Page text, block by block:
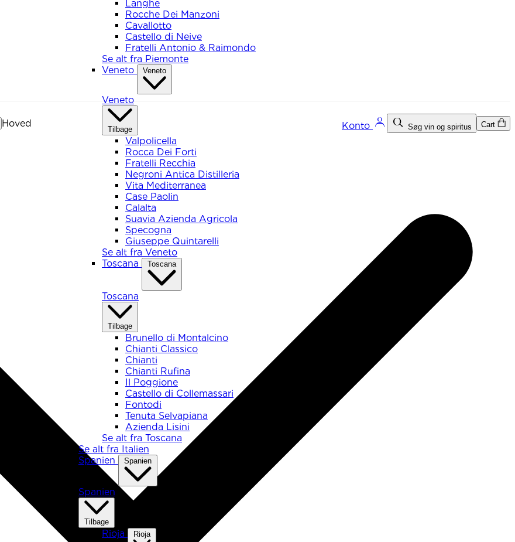
Hoved
Langhe
Rocche Dei Manzoni
Cavallotto
Castello di Neive
Fratelli Antonio & Raimondo
Se alt fra Piemonte
Veneto
Veneto
Veneto
Tilbage
Valpolicella
Rocca Dei Forti
Fratelli Recchia
Negroni Antica Distilleria
Vita Mediterranea
Case Paolin
Calalta
Suavia Azienda Agricola
Specogna
Giuseppe Quintarelli
Se alt fra Veneto
Toscana
Toscana
Toscana
Tilbage
Brunello di Montalcino
Chianti Classico
Chianti
Chianti Rufina
Il Poggione
Castello di Collemassari
Fontodi
Tenuta Selvapiana
Azienda Lisini
Se alt fra Toscana
Se alt fra Italien
Spanien
Spanien
Spanien
Tilbage
Rioja Rioja
Konto Søg vin og spiritus Cart